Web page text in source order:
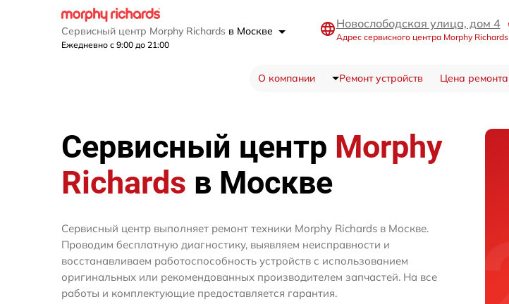
Сервисный центр Morphy Richards в Москве
Ежедневно с 9:00 до 21:00
Новослободская улица, дом 4
Адрес сервисного центра Morphy Richards
О компании Ремонт устройств Цена ремонта
Сервисный центр Morphy
Richards в Москве
Сервисный центр выполняет ремонт техники Morphy Richards в Москве.
Проводим бесплатную диагностику, выявляем неисправности и
восстанавливаем работоспособность устройств с использованием
оригинальных или рекомендованных производителем запчастей. На все
работы и комплектующие предоставляется гарантия.